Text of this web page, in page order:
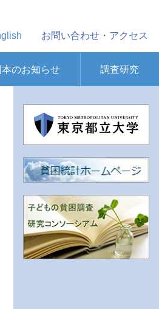
お問い合わせ・アクセス
本のお知らせ 調査研究